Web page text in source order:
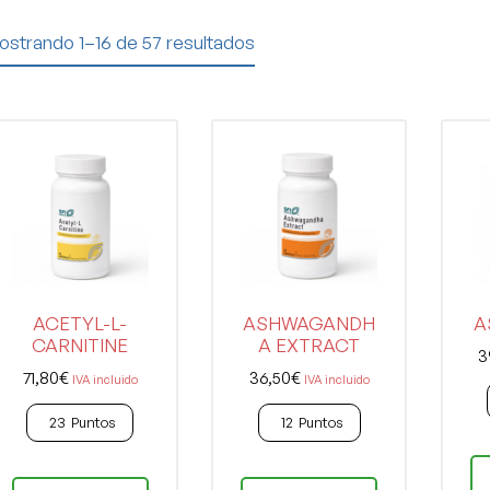
1–16 de 57 resultados
ACETYL-L-
CARNITINE
71,80€ IVA incluido
23 Puntos
ASHWAGANDH
A EXTRACT
36,50€ IVA incluido
12 Puntos